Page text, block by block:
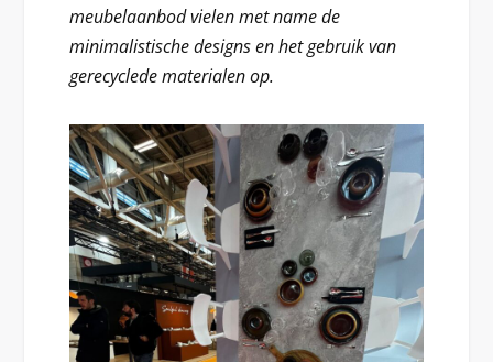
meubelaanbod vielen met name de
minimalistische designs en het gebruik van
gerecyclede materialen op.